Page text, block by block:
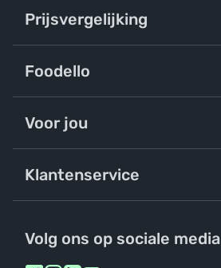
Prijsvergelijking
Foodello
Voor jou
Klantenservice
Volg ons op sociale media